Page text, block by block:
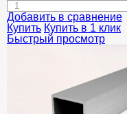
Добавить в сравнение
Купить Купить в 1 клик
Быстрый просмотр